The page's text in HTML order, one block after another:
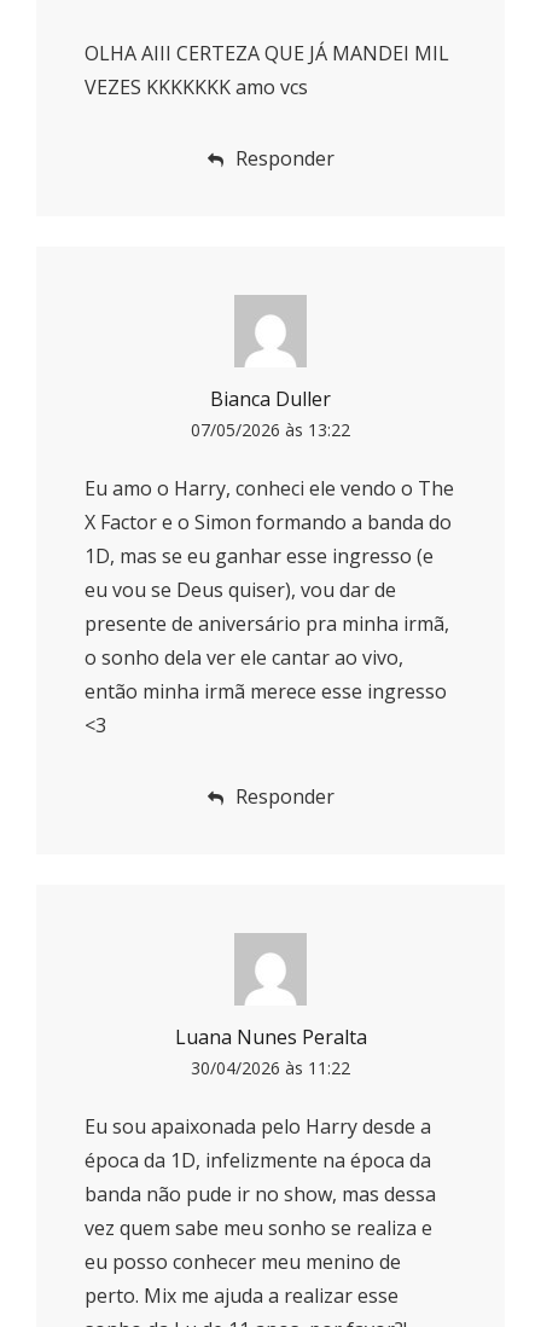
OLHA AIII CERTEZA QUE JÁ MANDEI MIL
VEZES KKKKKKK amo vcs
Responder
Bianca Duller
07/05/2026 às 13:22
Eu amo o Harry, conheci ele vendo o The
X Factor e o Simon formando a banda do
1D, mas se eu ganhar esse ingresso (e
eu vou se Deus quiser), vou dar de
presente de aniversário pra minha irmã,
o sonho dela ver ele cantar ao vivo,
então minha irmã merece esse ingresso
<3
Responder
Luana Nunes Peralta
30/04/2026 às 11:22
Eu sou apaixonada pelo Harry desde a
época da 1D, infelizmente na época da
banda não pude ir no show, mas dessa
vez quem sabe meu sonho se realiza e
eu posso conhecer meu menino de
perto. Mix me ajuda a realizar esse